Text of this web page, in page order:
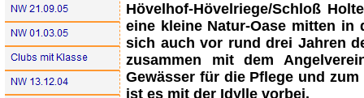
Hövelhof-Hövelriege/Schloß
eine kleine Natur-Oase mitten in
sich auch vor rund drei Jahren
zusammen mit dem
Gewässer für die Pflege und
ist es mit der Idylle vorbei.